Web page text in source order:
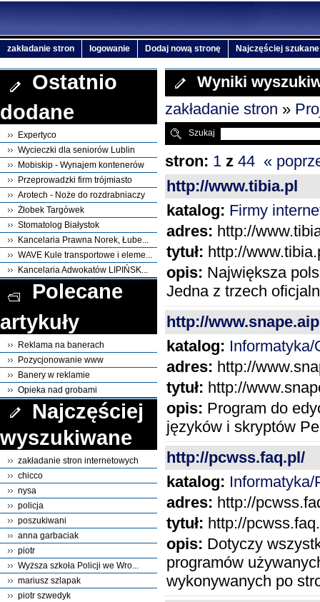
zakładanie stron logowanie Dodaj nową stronę Najczęściej szukane
Wyniki
zakładanie stron »
Szukaj
stron: 1 z 44 «
http://www.tibia.pl
katalog: Firmy
adres: http://
tytuł: http://
opis: Największa
Jedna z trzech
http://
katalog:
adres: http://
tytuł: http://
opis: Program do
języków i skryptów
http://pcwss.faq.pl/
katalog:
adres: http://
tytuł: http://
opis: Dotyczy
programów
wykonywanych po
Ostatnio
dodane
Expertyco
Wycieczki dla seniorów Lublin
Mobiskip - Wynajem kontenerów
Przeprowadzki firm trójmiasto
Arotech - Noże do rozdrabniaczy
Żłobek Targówek
Stomatolog Białystok
Kancelaria Prawna Norek, Łube...
WAVE Kule transportowe i eleme...
Kancelaria Adwokatów LIPIŃSK...
Polecane
artykuły
Reklama na banerach
Pozycjonowanie www
Banery w reklamie
Opieka nad grobami
Najczęściej
wyszukiwane
zakładanie stron internetowych
chicco
nysa
policja
poszukiwani
anna garbaciak
piotr
Wyższa szkoła Policji we Wro...
mariusz szlapak
piotr szwedyk